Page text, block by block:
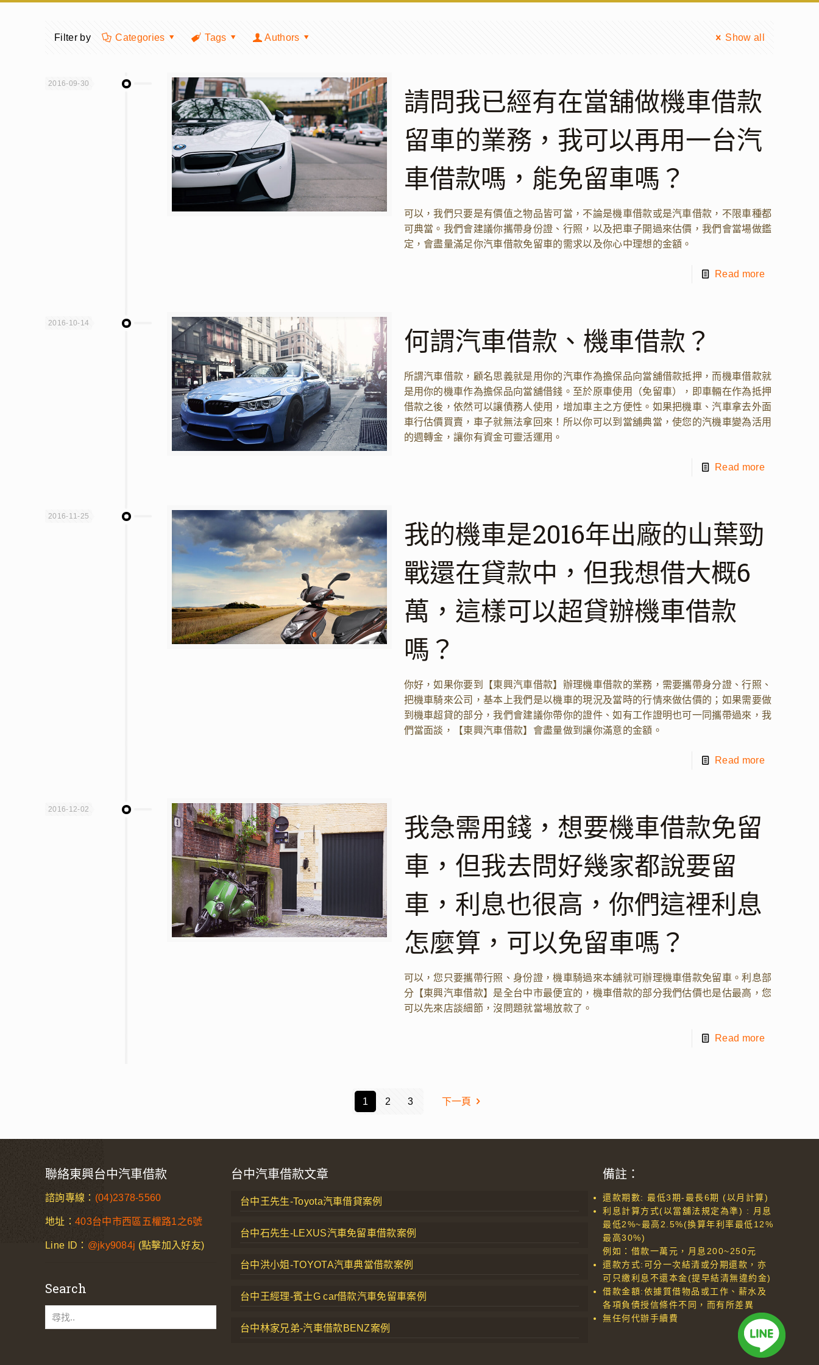
Filter by Categories Tags Authors Show all
2016-09-30
請問我已經有在當舖做機車借款
留車的業務，我可以再用一台汽
車借款嗎，能免留車嗎？
可以，我們只要是有價值之物品皆可當，不論是機車借款或是汽車借款，不限車種都
可典當。我們會建議你攜帶身份證、行照，以及把車子開過來估價，我們會當場做鑑
定，會盡量滿足你汽車借款免留車的需求以及你心中理想的金額。
Read more
2016-10-14
何謂汽車借款、機車借款？
所謂汽車借款，顧名思義就是用你的汽車作為擔保品向當舖借款抵押，而機車借款就
是用你的機車作為擔保品向當舖借錢。至於原車使用（免留車），即車輛在作為抵押
借款之後，依然可以讓債務人使用，增加車主之方便性。如果把機車、汽車拿去外面
車行估價買賣，車子就無法拿回來！所以你可以到當舖典當，使您的汽機車變為活用
的週轉金，讓你有資金可靈活運用。
Read more
2016-11-25
我的機車是2016年出廠的山葉勁
戰還在貸款中，但我想借大概6
萬，這樣可以超貸辦機車借款
嗎？
你好，如果你要到【東興汽車借款】辦理機車借款的業務，需要攜帶身分證、行照、
把機車騎來公司，基本上我們是以機車的現況及當時的行情來做估價的；如果需要做
到機車超貸的部分，我們會建議你帶你的證件、如有工作證明也可一同攜帶過來，我
們當面談，【東興汽車借款】會盡量做到讓你滿意的金額。
Read more
2016-12-02
我急需用錢，想要機車借款免留
車，但我去問好幾家都說要留
車，利息也很高，你們這裡利息
怎麼算，可以免留車嗎？
可以，您只要攜帶行照、身份證，機車騎過來本舖就可辦理機車借款免留車。利息部
分【東興汽車借款】是全台中市最便宜的，機車借款的部分我們估價也是估最高，您
可以先來店談細節，沒問題就當場放款了。
Read more
1 2 3 下一頁
聯絡東興台中汽車借款
諮詢專線： (04)2378-5560
地址：403台中市西區五權路1之6號
Line ID： @jky9084j (點擊加入好友)
Search
台中汽車借款文章
台中王先生-Toyota汽車借貸案例
台中石先生-LEXUS汽車免留車借款案例
台中洪小姐-TOYOTA汽車典當借款案例
台中王經理-賓士G car借款汽車免留車案例
台中林家兄弟-汽車借款BENZ案例
備註：
還款期數: 最低3期-最長6期 (以月計算)
利息計算方式(以當舖法規定為準) : 月息
最低2%~最高2.5%(換算年利率最低12%
最高30%)
例如：借款一萬元，月息200~250元
還款方式:可分一次結清或分期還款，亦
可只繳利息不還本金(提早結清無違約金)
借款金額:依據質借物品或工作、薪水及
各項負債授信條件不同，而有所差異
無任何代辦手續費